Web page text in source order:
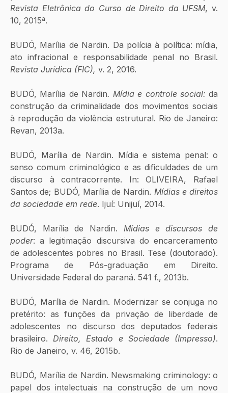
Revista Eletrônica do Curso de Direito da UFSM, v.
10, 2015ª.
BUDÓ, Marília de Nardin. Da polícia à política: mídia,
Revista Jurídica (FIC), v. 2, 2016.
BUDÓ, Marília de Nardin. Mídia e controle social: da
construção da criminalidade dos movimentos sociais
à reprodução da violência estrutural. Rio de Janeiro:
Revan, 2013a.
BUDÓ, Marília de Nardin. Mídia e sistema penal: o
senso comum criminológico e as dificuldades de um
discurso à contracorrente. In: OLIVEIRA, Rafael
Santos de; BUDÓ, Marília de Nardin. Mídias e direitos
da sociedade em rede. Ijuí: Unijuí, 2014.
BUDÓ, Marília de Nardin. Mídias e discursos de
poder: a legitimação discursiva do encarceramento
de adolescentes pobres no Brasil. Tese (doutorado).
Programa de Pós-graduação em Direito.
Universidade Federal do paraná. 541 f., 2013b.
BUDÓ, Marília de Nardin. Modernizar se conjuga no
pretérito: as funções da privação de liberdade de
adolescentes no discurso dos deputados federais
brasileiro. Direito, Estado e Sociedade (Impresso).
Rio de Janeiro, v. 46, 2015b.
BUDÓ, Marília de Nardin. Newsmaking criminology: o
papel dos intelectuais na construção de um novo